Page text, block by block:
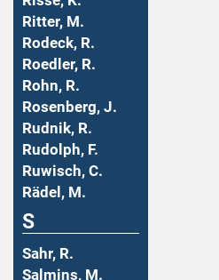
Ritter, M.
Rodeck, R.
Roedler, R.
Rohn, R.
Rosenberg, J.
Rudnik, R.
Rudolph, F.
Ruwisch, C.
Rädel, M.
S
Sahr, R.
Salmins, M.